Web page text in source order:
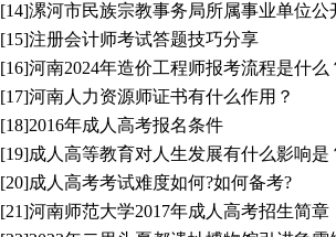
[14]漯河市民族宗教事务局所属事业单位公
[15]注册会计师考试答题技巧分享
[16]河南2024年造价工程师报考流程是什么
[17]河南人力资源师证书有什么作用？
[18]2016年成人高考报名条件
[19]成人高等教育对人生发展有什么影响是
[20]成人高考考试难度如何?如何备考?
[21]河南师范大学2017年成人高考招生简章